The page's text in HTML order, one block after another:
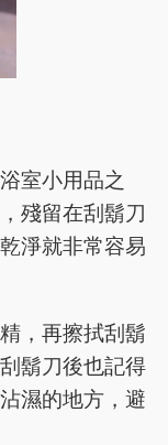
室小用品之
殘留在刮鬍刀
淨就非常容易
，再擦拭刮鬍
鬍刀後也記得
濕的地方，避